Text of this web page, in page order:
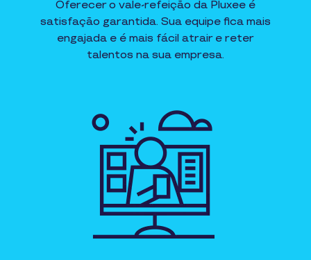
Oferecer o vale-refeição da Pluxee é
satisfação garantida. Sua equipe fica mais
engajada e é mais fácil atrair e reter
talentos na sua empresa.